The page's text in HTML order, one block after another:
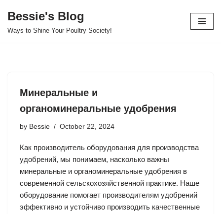
Skip
Bessie's Blog
Ways to Shine Your Poultry Society!
Минеральные и
органоминеральные удобрения
by Bessie October 22, 2024
Как производитель оборудования для производства
удобрений, мы понимаем, насколько важны
минеральные и органоминеральные удобрения в
современной сельскохозяйственной практике. Наше
оборудование помогает производителям удобрений
эффективно и устойчиво производить качественные